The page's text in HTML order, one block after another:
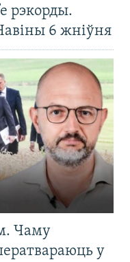
рэкорды.
6 жніўня
Чаму
у